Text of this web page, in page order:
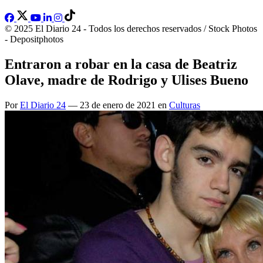
© 2025 El Diario 24 - Todos los derechos reservados / Stock Photos
- Depositphotos
Entraron a robar en la casa de Beatriz
Olave, madre de Rodrigo y Ulises Bueno
PorEl Diario 24 — 23 de enero de 2021 en Culturas